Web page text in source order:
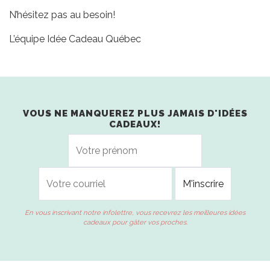
N’hésitez pas au besoin!
L’équipe Idée Cadeau Québec
VOUS NE MANQUEREZ PLUS JAMAIS D'IDÉES
CADEAUX!
En vous inscrivant notre infolettre, vous recevrez les meilleures idées
cadeaux pour gâter vos proches.